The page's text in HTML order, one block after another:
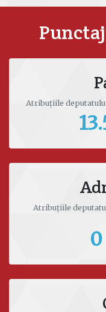
Găgăuziei.
Atribuțiile
Atribuțiile
0